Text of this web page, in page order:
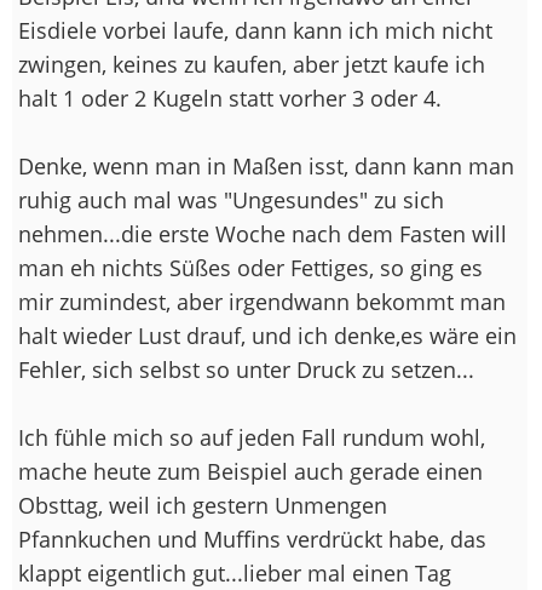
Eisdiele vorbei laufe, dann kann ich mich nicht
zwingen, keines zu kaufen, aber jetzt kaufe ich
halt 1 oder 2 Kugeln statt vorher 3 oder 4.
Denke, wenn man in Maßen isst, dann kann man
ruhig auch mal was "Ungesundes" zu sich
nehmen...die erste Woche nach dem Fasten will
man eh nichts Süßes oder Fettiges, so ging es
mir zumindest, aber irgendwann bekommt man
halt wieder Lust drauf, und ich denke,es wäre ein
Fehler, sich selbst so unter Druck zu setzen...
Ich fühle mich so auf jeden Fall rundum wohl,
mache heute zum Beispiel auch gerade einen
Obsttag, weil ich gestern Unmengen
Pfannkuchen und Muffins verdrückt habe, das
klappt eigentlich gut...lieber mal einen Tag